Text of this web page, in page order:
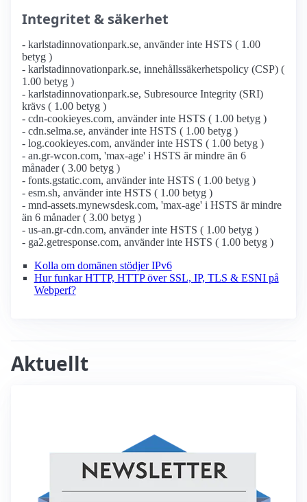
Integritet & säkerhet
- karlstadinnovationpark.se, använder inte HSTS ( 1.00
betyg )
- karlstadinnovationpark.se, innehållssäkerhetspolicy (CSP) (
1.00 betyg )
- karlstadinnovationpark.se, Subresource Integrity (SRI)
krävs ( 1.00 betyg )
- cdn-cookieyes.com, använder inte HSTS ( 1.00 betyg )
- cdn.selma.se, använder inte HSTS ( 1.00 betyg )
- log.cookieyes.com, använder inte HSTS ( 1.00 betyg )
- an.gr-wcon.com, 'max-age' i HSTS är mindre än 6
månader ( 3.00 betyg )
- fonts.gstatic.com, använder inte HSTS ( 1.00 betyg )
- esm.sh, använder inte HSTS ( 1.00 betyg )
- mnd-assets.mynewsdesk.com, 'max-age' i HSTS är mindre
än 6 månader ( 3.00 betyg )
- us-an.gr-cdn.com, använder inte HSTS ( 1.00 betyg )
- ga2.getresponse.com, använder inte HSTS ( 1.00 betyg )
Kolla om domänen stödjer IPv6
Hur funkar HTTP, HTTP över SSL, IP, TLS & ESNI på
Webperf?
Aktuellt